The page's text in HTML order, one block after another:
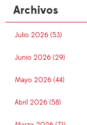
Archivos
Julio 2026 (53)
Junio 2026 (29)
Mayo 2026 (44)
Abril 2026 (58)